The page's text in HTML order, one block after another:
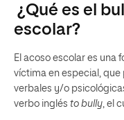
¿Qué es el
escolar?
El acoso escolar es una
víctima en especial, que
verbales y/o
verbo inglés to bully , el